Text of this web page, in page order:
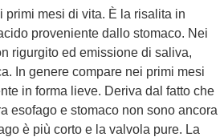
primi mesi di vita. È la risalita in
proveniente dallo stomaco. Nei
rigurgito ed emissione di saliva,
In genere compare nei primi mesi
in forma lieve. Deriva dal fatto che
esofago e stomaco non sono ancora
è più corto e la valvola pure. La